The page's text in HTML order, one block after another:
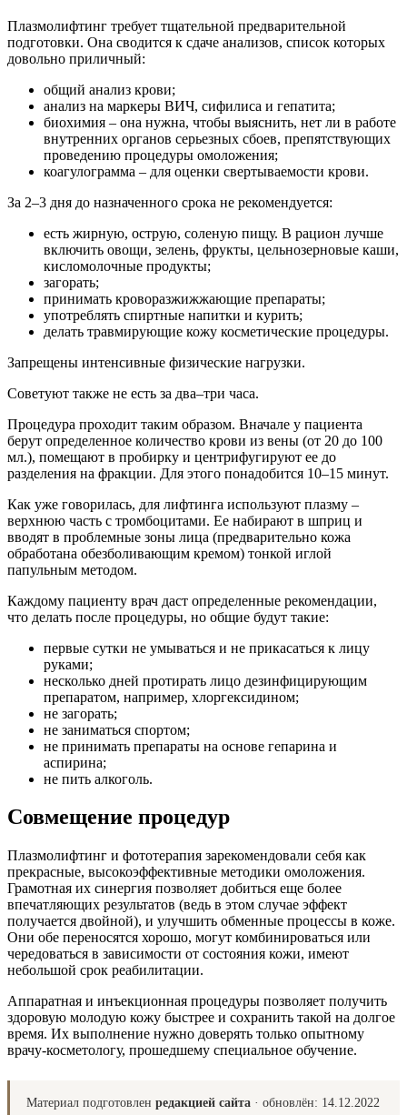
Плазмолифтинг требует тщательной предварительной
подготовки. Она сводится к сдаче анализов, список которых
довольно приличный:
общий анализ крови;
анализ на маркеры ВИЧ, сифилиса и гепатита;
биохимия – она нужна, чтобы выяснить, нет ли в работе
внутренних органов серьезных сбоев, препятствующих
проведению процедуры омоложения;
коагулограмма – для оценки свертываемости крови.
За 2–3 дня до назначенного срока не рекомендуется:
есть жирную, острую, соленую пищу. В рацион лучше
включить овощи, зелень, фрукты, цельнозерновые каши,
кисломолочные продукты;
загорать;
принимать кроворазжижжающие препараты;
употреблять спиртные напитки и курить;
делать травмирующие кожу косметические процедуры.
Запрещены интенсивные физические нагрузки.
Советуют также не есть за два–три часа.
Процедура проходит таким образом. Вначале у пациента
берут определенное количество крови из вены (от 20 до 100
мл.), помещают в пробирку и центрифугируют ее до
разделения на фракции. Для этого понадобится 10–15 минут.
Как уже говорилась, для лифтинга используют плазму –
верхнюю часть с тромбоцитами. Ее набирают в шприц и
вводят в проблемные зоны лица (предварительно кожа
обработана обезболивающим кремом) тонкой иглой
папульным методом.
Каждому пациенту врач даст определенные рекомендации,
что делать после процедуры, но общие будут такие:
первые сутки не умываться и не прикасаться к лицу
руками;
несколько дней протирать лицо дезинфицирующим
препаратом, например, хлоргексидином;
не загорать;
не заниматься спортом;
не принимать препараты на основе гепарина и
аспирина;
не пить алкоголь.
Совмещение процедур
Плазмолифтинг и фототерапия зарекомендовали себя как
прекрасные, высокоэффективные методики омоложения.
Грамотная их синергия позволяет добиться еще более
впечатляющих результатов (ведь в этом случае эффект
получается двойной), и улучшить обменные процессы в коже.
Они обе переносятся хорошо, могут комбинироваться или
чередоваться в зависимости от состояния кожи, имеют
небольшой срок реабилитации.
Аппаратная и инъекционная процедуры позволяет получить
здоровую молодую кожу быстрее и сохранить такой на долгое
время. Их выполнение нужно доверять только опытному
врачу-косметологу, прошедшему специальное обучение.
Материал подготовлен редакцией сайта · обновлён: 14.12.2022